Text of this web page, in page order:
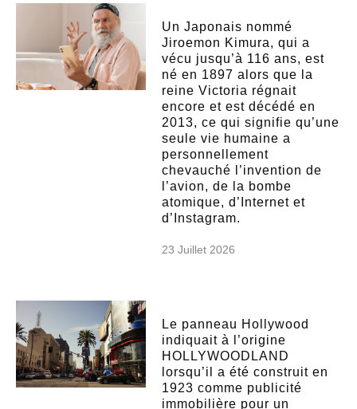
Un Japonais nommé
Jiroemon Kimura, qui a
vécu jusqu’à 116 ans, est
né en 1897 alors que la
reine Victoria régnait
encore et est décédé en
2013, ce qui signifie qu’une
seule vie humaine a
personnellement
chevauché l’invention de
l’avion, de la bombe
atomique, d’Internet et
d’Instagram.
23 Juillet 2026
Le panneau Hollywood
indiquait à l’origine
HOLLYWOODLAND
lorsqu’il a été construit en
1923 comme publicité
immobilière pour un